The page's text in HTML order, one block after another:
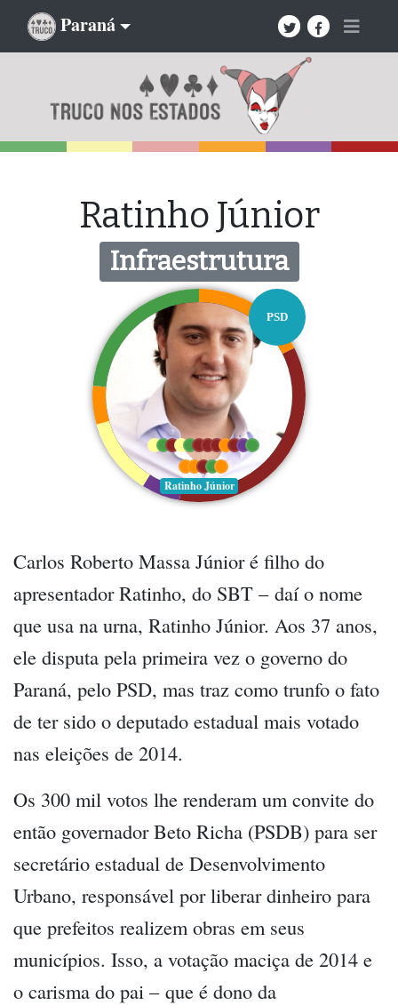
Paraná
Ratinho Júnior
Infraestrutura
PSD
Ratinho Júnior
Carlos Roberto Massa Júnior é filho do
apresentador Ratinho, do SBT – daí o nome
que usa na urna, Ratinho Júnior. Aos 37 anos,
ele disputa pela primeira vez o governo do
Paraná, pelo PSD, mas traz como trunfo o fato
de ter sido o deputado estadual mais votado
nas eleições de 2014.
Os 300 mil votos lhe renderam um convite do
então governador Beto Richa (PSDB) para ser
secretário estadual de Desenvolvimento
Urbano, responsável por liberar dinheiro para
que prefeitos realizem obras em seus
municípios. Isso, a votação maciça de 2014 e
o carisma do pai – que é dono da